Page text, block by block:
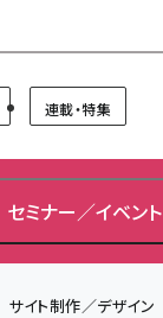
連載・特集
セミナー／イベント
サイト制作／デザイン
！ ／